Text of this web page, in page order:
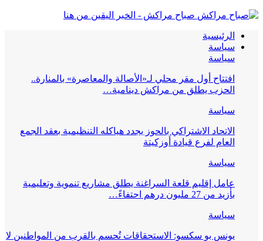
صباح مراكش - الخبر اليقين من هنا
الرئيسية
سياسة
سياسة
افتتاح أول مقر محلي لـ«الأصالة والمعاصرة» بالمنارة..
الحزب يطلق من مراكش دينامية…
سياسة
الاتحاد الاشتراكي بالحوز يجدد هياكله التنظيمية بعقد الجمع
العام لفرع قيادة أوزكيتة
سياسة
عامل إقليم قلعة السراغنة يطلق مشاريع تنموية وتعليمية
بأزيد من 27 مليون درهم احتفاءً…
سياسة
يونس بو سكسو: الاستحقاقات تُحسم بالقرب من المواطنين لا